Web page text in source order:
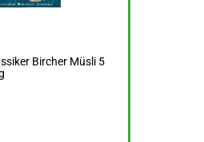
Bircher Müsli 5